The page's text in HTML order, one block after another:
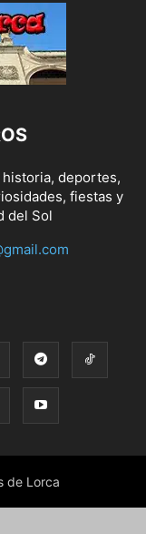
deportes,
fiestas y
del Sol
de Lorca